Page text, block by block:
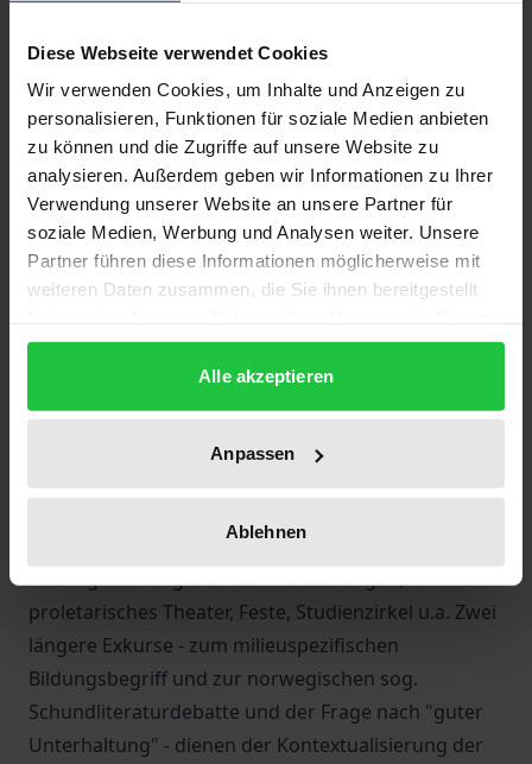
Diese Webseite verwendet Cookies
Wir verwenden Cookies, um Inhalte und Anzeigen zu
personalisieren, Funktionen für soziale Medien anbieten
zu können und die Zugriffe auf unsere Website zu
analysieren. Außerdem geben wir Informationen zu Ihrer
Verwendung unserer Website an unsere Partner für
soziale Medien, Werbung und Analysen weiter. Unsere
Partner führen diese Informationen möglicherweise mit
weiteren Daten zusammen, die Sie ihnen bereitgestellt
gesammelt haben.
Alle akzeptieren
Anpassen
Ablehnen
Die Dissertationsschrift betrachtet eine Literatur -
norwegische Arbeiterliteratur um 1900 -, die laut
Literaturgeschichtsschreibung kaum existierte. Im
ersten Teil der Arbeit wird die Literaturdebatte der
Arbeiterpresse analysiert, um ein milieuspezifisches
Verständnis von Literatur zu rekonstruieren. Es
zeichnet sich ein Korpus "guter Literatur" ab, das
stets mit Zweckgebundenheit und Aktivität
Kontext nicht ohne die Praktiken, die sie hervorruft,
analysiert werden kann. Der zweite Teil der Arbeit
beschreibt, analysiert und kategorisiert eben diese
Praktiken, von denen viele in der bisherigen
verorten: proletarisches Lesen, das Verfassen und
Vortragen handgeschriebener Zeitungen,
proletarisches Theater, Feste, Studienzirkel u.a. Zwei
längere Exkurse - zum milieuspezifischen
Bildungsbegriff und zur norwegischen sog.
Schundliteraturdebatte und der Frage nach "guter
Unterhaltung" - dienen der Kontextualisierung der